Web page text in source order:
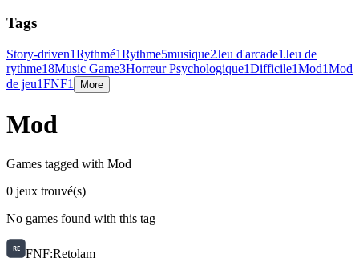
Tags
Story-driven1Rythmé1Rythme5musique2Jeu d'arcade1Jeu de
rythme18Music Game3Horreur Psychologique1Difficile1Mod1Mod
de jeu1FNF1 More
Mod
Games tagged with Mod
0 jeux trouvé(s)
No games found with this tag
FNF:Retolam